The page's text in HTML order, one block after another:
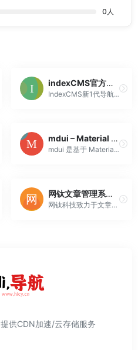
0 人
indexCMS官方网站
IndexCMS新1代导航网站修站体...
mdui – Material Design 3 开源前端组件库，基于 Web Components
mdui 是基于 Material Design 3 的开源前端组件库，使用 Web Components 技术，且支持动态配色、暗色模式，轻量高效。
网钛文章管理系统(OTCMS)
网钛科技致力于文章管理系统、文章新闻CMS、IDC财务管理代理系统、站长工具类的研发；我们坚持做最简单最好用的系统和软件(ASP/PHP/C#)，傻瓜式的操作，让您在最短的时间内就可以上手并建成一个功能强大的网站。
提供CDN加速/云存储服务